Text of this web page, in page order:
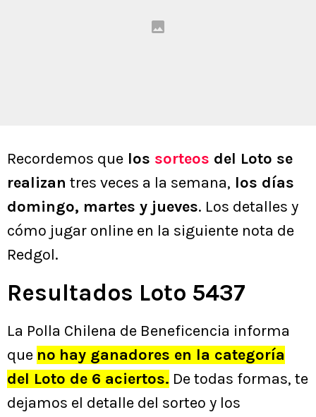
Recordemos que los sorteos del Loto se
realizan tres veces a la semana, los días
domingo, martes y jueves. Los detalles y
cómo jugar online en la siguiente nota de
Redgol.
Resultados Loto 5437
La Polla Chilena de Beneficencia informa
que no hay ganadores en la categoría
del Loto de 6 aciertos. De todas formas, te
dejamos el detalle del sorteo y los